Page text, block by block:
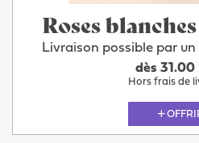
Roses
Livraison possible par
dès 31.00
Hors frais de